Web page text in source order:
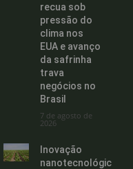
recua sob
pressão do
clima nos
EUA e avanço
da safrinha
trava
negócios no
Brasil
7 de agosto de
2026
Inovação
nanotecnológic